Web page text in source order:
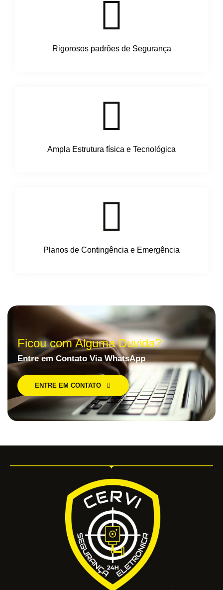
Rigorosos padrões de Segurança
Ampla Estrutura física e Tecnológica
Planos de Contingência e Emergência
Ficou com Alguma Duvida?
Entre em Contato Via WhatsApp
ENTRE EM CONTATO